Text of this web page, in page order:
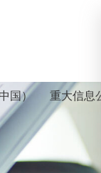
国） 重大信息